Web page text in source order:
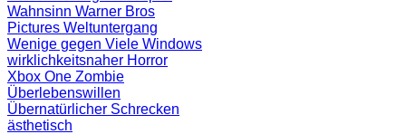
Wahnsinn Warner Bros
Pictures Weltuntergang
Wenige gegen Viele Windows
wirklichkeitsnaher Horror
Xbox One Zombie
Überlebenswillen
Übernatürlicher Schrecken
ästhetisch